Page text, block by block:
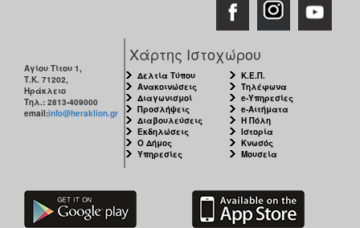
Αγίου Τίτου 1,
Τ.Κ. 71202,
Ηράκλειο
Τηλ.: 2813-409000
email:info@heraklion.gr
Χάρτης Ιστοχώρου
Δελτία Τύπου
Ανακοινώσεις
Διαγωνισμοί
Προσλήψεις
Διαβουλεύσεις
Εκδηλώσεις
Ο Δήμος
Υπηρεσίες
Κ.Ε.Π.
Τηλέφωνα
e-Υπηρεσίες
e-Αιτήματα
Η Πόλη
Ιστορία
Κνωσός
Μουσεία